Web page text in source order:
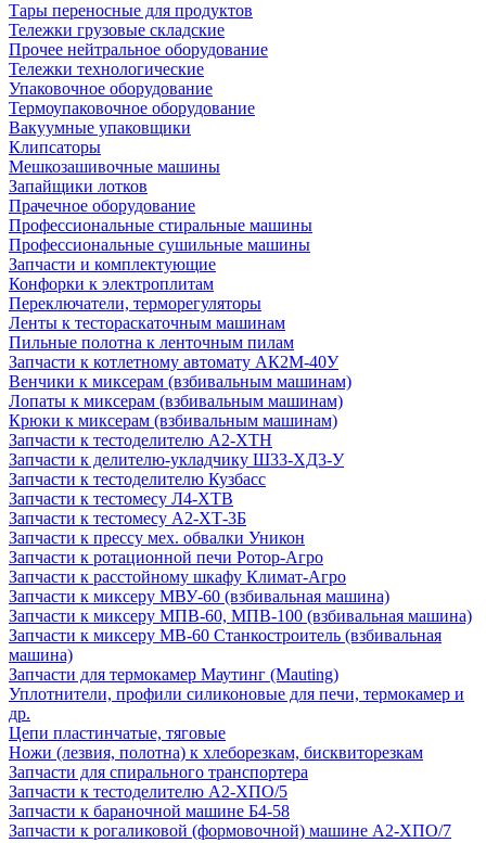
Тары переносные для продуктов
Тележки грузовые складские
Прочее нейтральное оборудование
Тележки технологические
Упаковочное оборудование
Термоупаковочное оборудование
Вакуумные упаковщики
Клипсаторы
Мешкозашивочные машины
Запайщики лотков
Прачечное оборудование
Профессиональные стиральные машины
Профессиональные сушильные машины
Запчасти и комплектующие
Конфорки к электроплитам
Переключатели, терморегуляторы
Ленты к тестораскаточным машинам
Пильные полотна к ленточным пилам
Запчасти к котлетному автомату АК2М-40У
Венчики к миксерам (взбивальным машинам)
Лопаты к миксерам (взбивальным машинам)
Крюки к миксерам (взбивальным машинам)
Запчасти к тестоделителю А2-ХТН
Запчасти к делителю-укладчику Ш33-ХД3-У
Запчасти к тестоделителю Кузбасс
Запчасти к тестомесу Л4-ХТВ
Запчасти к тестомесу А2-ХТ-3Б
Запчасти к прессу мех. обвалки Уникон
Запчасти к ротационной печи Ротор-Агро
Запчасти к расстойному шкафу Климат-Агро
Запчасти к миксеру МВУ-60 (взбивальная машина)
Запчасти к миксеру МПВ-60, МПВ-100 (взбивальная машина)
Запчасти к миксеру МВ-60 Станкостроитель (взбивальная
машина)
Запчасти для термокамер Маутинг (Mauting)
Уплотнители, профили силиконовые для печи, термокамер и
др.
Цепи пластинчатые, тяговые
Ножи (лезвия, полотна) к хлеборезкам, бисквиторезкам
Запчасти для спирального транспортера
Запчасти к тестоделителю А2-ХПО/5
Запчасти к бараночной машине Б4-58
Запчасти к рогаликовой (формовочной) машине А2-ХПО/7